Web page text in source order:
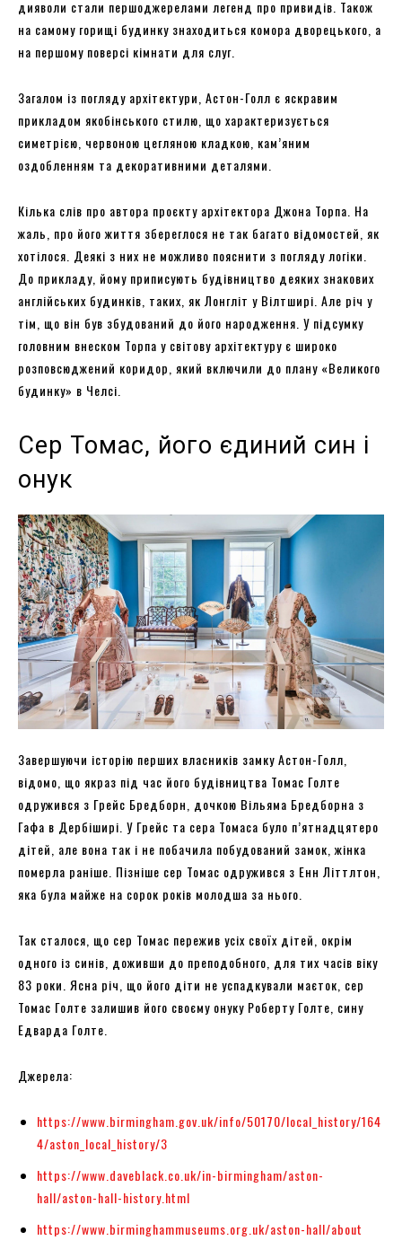
дияволи стали першоджерелами легенд про привидів. Також
на самому горищі будинку знаходиться комора дворецького, а
на першому поверсі кімнати для слуг.
Загалом із погляду архітектури, Астон-Голл є яскравим
прикладом якобінського стилю, що характеризується
симетрією, червоною цегляною кладкою, кам’яним
оздобленням та декоративними деталями.
Кілька слів про автора проєкту архітектора Джона Торпа. На
жаль, про його життя збереглося не так багато відомостей, як
хотілося. Деякі з них не можливо пояснити з погляду логіки.
До прикладу, йому приписують будівництво деяких знакових
англійських будинків, таких, як Лонгліт у Вілтширі. Але річ у
тім, що він був збудований до його народження. У підсумку
головним внеском Торпа у світову архітектуру є широко
розповсюджений коридор, який включили до плану «Великого
будинку» в Челсі.
Сер Томас, його єдиний син і
онук
Завершуючи історію перших власників замку Астон-Голл,
відомо, що якраз під час його будівництва Томас Голте
одружився з Грейс Бредборн, дочкою Вільяма Бредборна з
Гафа в Дербіширі. У Грейс та сера Томаса було п’ятнадцятеро
дітей, але вона так і не побачила побудований замок, жінка
померла раніше. Пізніше сер Томас одружився з Енн Літтлтон,
яка була майже на сорок років молодша за нього.
Так сталося, що сер Томас пережив усіх своїх дітей, окрім
одного із синів, доживши до преподобного, для тих часів віку
83 роки. Ясна річ, що його діти не успадкували маєток, сер
Томас Голте залишив його своєму онуку Роберту Голте, сину
Едварда Голте.
Джерела:
https://www.birmingham.gov.uk/info/50170/local_history/164
4/aston_local_history/3
https://www.daveblack.co.uk/in-birmingham/aston-
hall/aston-hall-history.html
https://www.birminghammuseums.org.uk/aston-hall/about